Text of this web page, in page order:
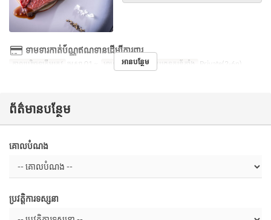
ទាមទារកាត់ប័ណ្ណឥណទានដើម្បីការពារ
កាលបរិច្ឆេទត្រឹមត្រូវ មេសា 01 ~ អាហារ អាហារឡ ប្រភេទកន្រ្ត័តាំង Private(2-6p)
អានបន្ថែម
ព័ត៌មានបន្ថែម
គោលបំណង
ប្រវត្តិការទស្សនា